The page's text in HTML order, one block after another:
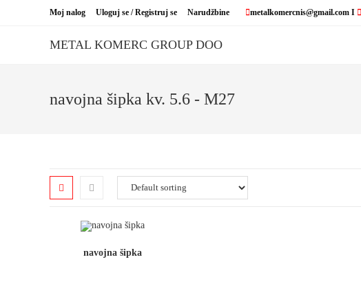
Moj nalog Uloguj se / Registruj se Narudžbine metalkomercnis@gmail.com I
METAL KOMERC GROUP DOO
navojna šipka kv. 5.6 - M27
navojna šipka